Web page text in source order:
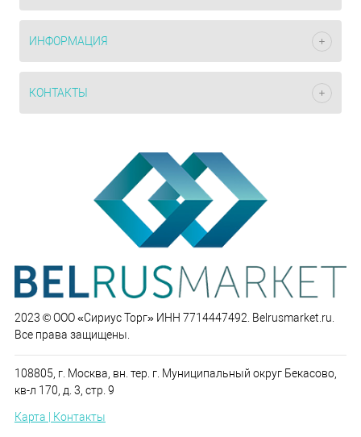
ИНФОРМАЦИЯ
КОНТАКТЫ
2023 © ООО «Сириус Торг» ИНН 7714447492. Belrusmarket.ru.
Все права защищены.
108805, г. Москва, вн. тер. г. Муниципальный округ Бекасово,
кв-л 170, д. 3, стр. 9
Карта | Контакты